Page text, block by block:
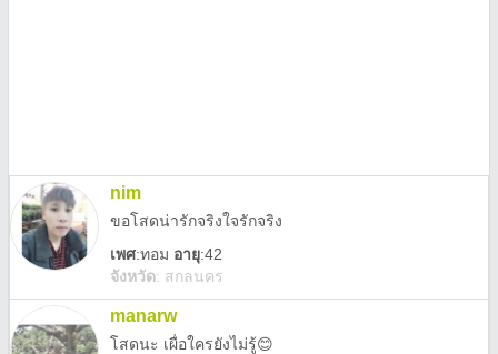
nim
ขอโสดน่ารักจริงใจรักจริง
เพศ:ทอม อายุ:42
จังหวัด: สกลนคร
manarw
โสดนะ เผื่อใครยังไม่รู้😊